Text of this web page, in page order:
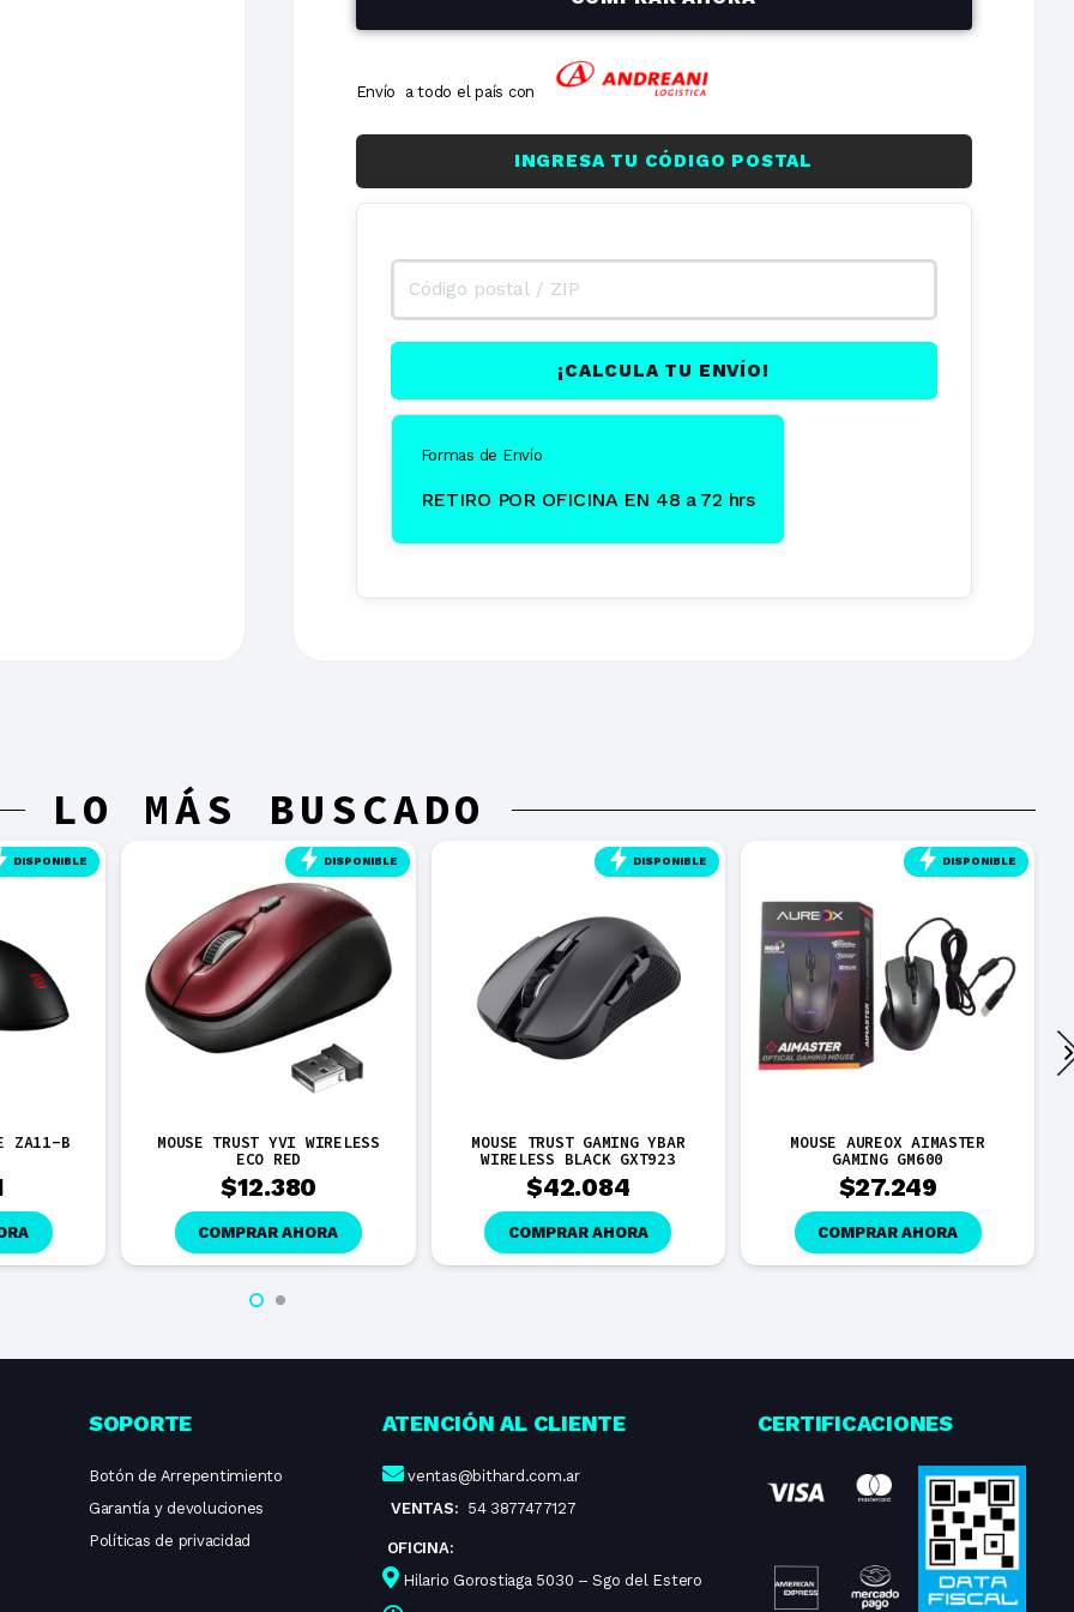
Envío a todo el país con
INGRESA TU CÓDIGO POSTAL
¡CALCULA TU ENVÍO!
Formas de Envío
RETIRO POR OFICINA EN 48 a 72 hrs
LO MÁS BUSCADO
DISPONIBLE
ZA11-B
DISPONIBLE
MOUSE TRUST YVI WIRELESS
ECO RED
$12.380
COMPRAR AHORA
DISPONIBLE
MOUSE TRUST GAMING YBAR
WIRELESS BLACK GXT923
$42.084
COMPRAR AHORA
DISPONIBLE
MOUSE AUREOX AIMASTER
GAMING GM600
$27.249
COMPRAR AHORA
SOPORTE
Botón de Arrepentimiento
Garantía y devoluciones
Políticas de privacidad
ATENCIÓN AL CLIENTE
ventas@bithard.com.ar
VENTAS: 54 3877477127
OFICINA:
Hilario Gorostiaga 5030 – Sgo del Estero
CERTIFICACIONES